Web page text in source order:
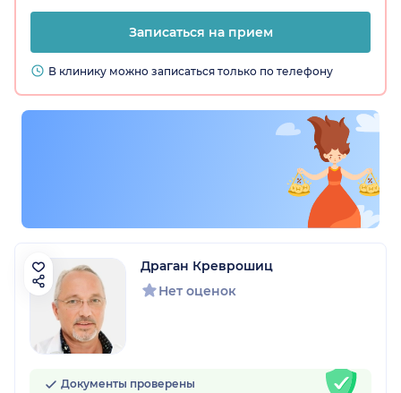
Записаться на прием
В клинику можно записаться только по телефону
Драган Креврошиц
Нет оценок
Документы проверены